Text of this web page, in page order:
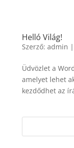
Helló Világ!
Szerző: admin |
Üdvözlet a
amelyet lehet
kezdődhet az